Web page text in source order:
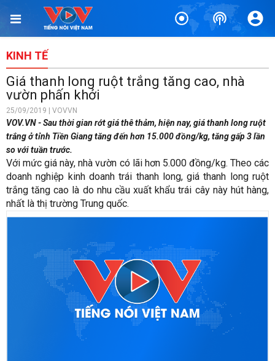
KINH TẾ
Giá thanh long ruột trắng tăng cao, nhà
vườn phấn khởi
25/09/2019 | VOVVN
VOV.VN - Sau thời gian rớt giá thê thảm, hiện nay, giá thanh long ruột
trắng ở tỉnh Tiền Giang tăng đến hơn 15.000 đồng/kg, tăng gấp 3 lần
so với tuần trước.
Với mức giá này, nhà vườn có lãi hơn 5.000 đồng/kg. Theo các
doanh nghiệp kinh doanh trái thanh long, giá thanh long ruột
trắng tăng cao là do nhu cầu xuất khẩu trái cây này hút hàng,
nhất là thị trường Trung quốc.